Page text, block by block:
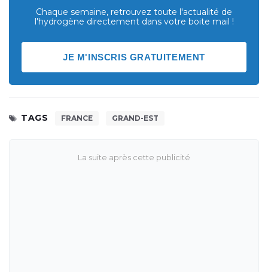
Chaque semaine, retrouvez toute l'actualité de
l'hydrogène directement dans votre boite mail !
JE M'INSCRIS GRATUITEMENT
TAGS FRANCE GRAND-EST